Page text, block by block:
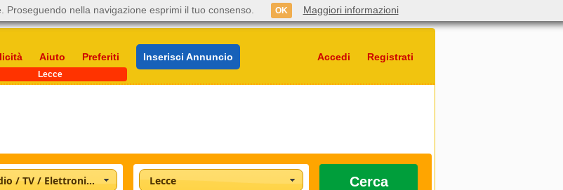
Aiuto Preferiti Inserisci Annuncio Accedi Registrati
Lecce
» Audio / TV / Elettronica Lecce Cerca
nella navigazione esprimi il tuo consenso. OK Maggiori informazioni